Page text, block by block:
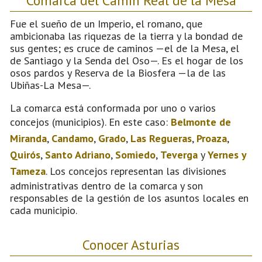
Fue el sueño de un Imperio, el romano, que
ambicionaba las riquezas de la tierra y la bondad de
sus gentes; es cruce de caminos —el de la Mesa, el
de Santiago y la Senda del Oso—. Es el hogar de los
osos pardos y Reserva de la Biosfera —la de las
Ubiñas-La Mesa—.
La comarca está conformada por uno o varios
concejos (municipios). En este caso: Belmonte de
Miranda, Candamo, Grado, Las Regueras, Proaza,
Quirós, Santo Adriano, Somiedo, Teverga yYernes y
Tameza. Los concejos representan las divisiones
administrativas dentro de la comarca y son
responsables de la gestión de los asuntos locales en
cada municipio.
Conocer Asturias